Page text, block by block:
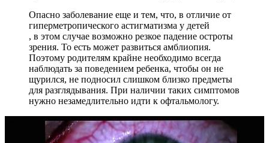
Опасно заболевание еще и тем, что, в отличие от
гиперметропического астигматизма у детей
, в этом случае возможно резкое падение остроты
зрения. То есть может развиться амблиопия.
Поэтому родителям крайне необходимо всегда
наблюдать за поведением ребенка, чтобы он не
щурился, не подносил слишком близко предметы
для разглядывания. При наличии таких симптомов
нужно незамедлительно идти к офтальмологу.